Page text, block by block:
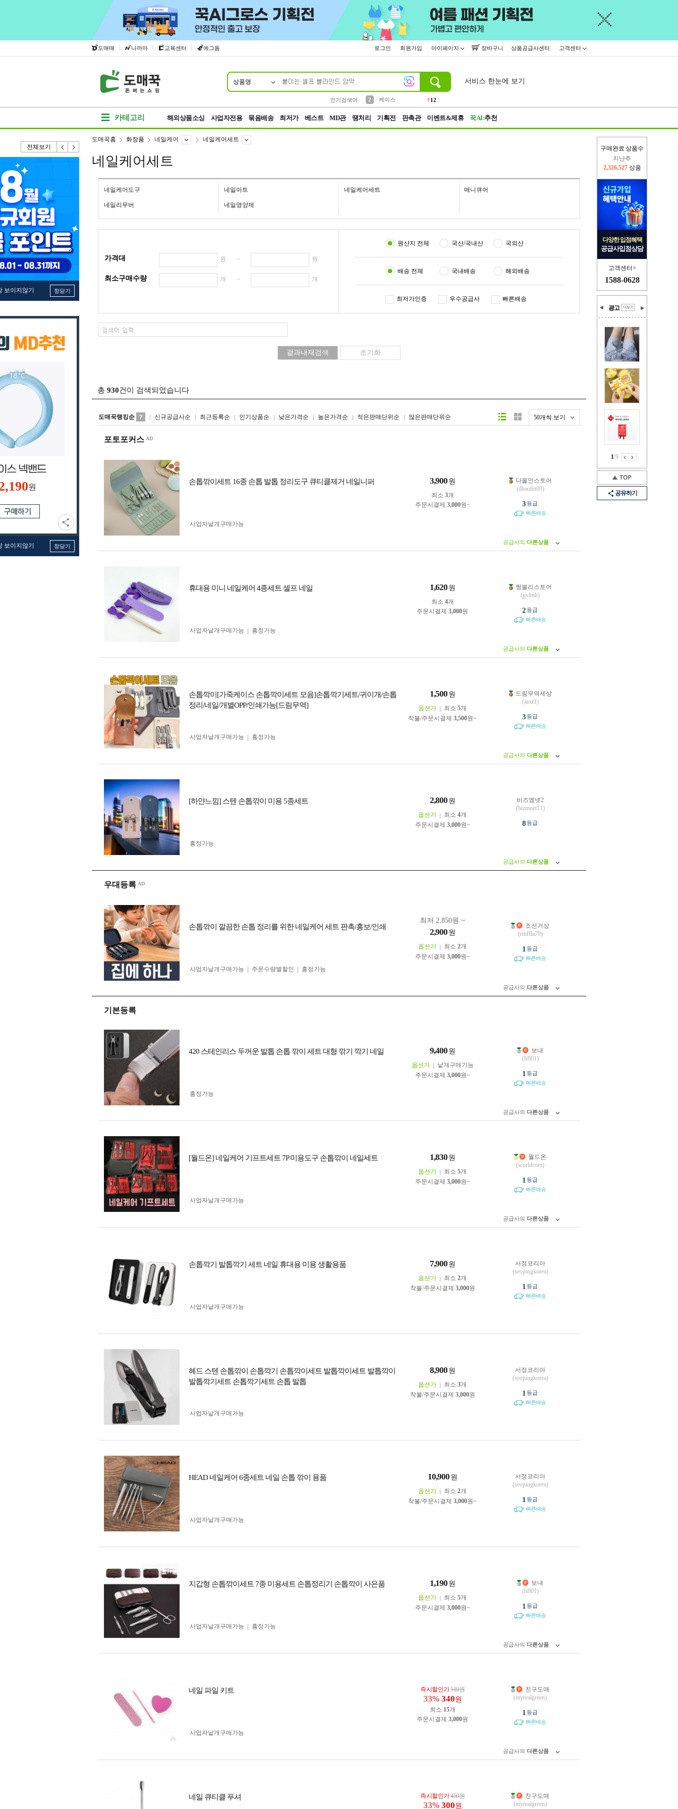
도매매 | 나까마 | 교육센터 | 에그돔 로그인 회원가입 마이페이지 장바구니 상품공급사센터 고객센터
상품명
인기검색어
2
케이스
12
서비스 한눈에 보기
카테고리 해외상품소싱 사업자전용 묶음배송 최저가 베스트 MD관 땡처리 기획전 판촉관 이벤트&제휴 꾹AI:추천
전체보기
보이지않기 창닫기
원
보이지않기 창닫기
구매완료 상품수
이번주
2,228,581 상품
다양한 입점혜택
공급사입점상담
고객센터
1588-0628
광고
1/9
공유하기
도매꾹홈 화장품 네일케어 네일케어세트
네일케어세트
네일케어도구 네일아트 네일케어세트 매니큐어
네일리무버 네일영양제
가격대 원 ~ 원
최소구매수량 개 ~ 개
원산지 전체 국산/국내산 국외산
배송 전체 국내배송 해외배송
최저가인증 우수공급사 빠른배송
총 930건이 검색되었습니다
도매꾹랭킹순 신규공급사순 최근등록순 인기상품순 낮은가격순 높은가격순 적은판매단위순 많은판매단위순 50개씩 보기
리스트형갤러리형
포토포커스
손톱깎이세트 16종 손톱 발톱 정리도구 큐티클제거 네일니퍼 3,900 원
최소 3개
주문시결제 3,000원~
사업자 낱개구매가능
다올인스토어
(dhaolin89)
3등급
빠른배송
공급사의 다른상품
휴대용 미니 네일케어 4종세트 셀프 네일 1,620 원
최소 4개
주문시결제 3,000원
사업자 낱개구매가능 흥정가능
쩡블리스토어
(jjylmh)
2등급
빠른배송
공급사의 다른상품
손톱깍이[가죽케이스 손톱깍이세트 모음]손톱깍기세트/귀이개/손톱
정리/네일/개별OPP/인쇄가능[드림무역]
1,500 원
옵션가 최소 5개
착불/주문시결제 3,500원~
사업자 낱개구매가능 흥정가능
드림무역세상
(atoz1)
3등급
빠른배송
공급사의 다른상품
[하얀느낌] 스텐 손톱깎이 미용 5종세트 2,800 원
옵션가 최소 4개
주문시결제 3,000원~
흥정가능
비즈엠넷2
(bizmnet11)
8등급
공급사의 다른상품
우대등록
손톱깎이 깔끔한 손톱 정리를 위한 네일케어 세트 판촉/홍보/인쇄
최저 2,850원 ~
2,900 원
옵션가 최소 2개
주문시결제 3,000원~
사업자 낱개구매가능
주문수량별할인 흥정가능
조선거상
(rmffla79)
1 등급
빠른배송
공급사의 다른상품
기본등록
420 스테인리스 두꺼운 발톱 손톱 깎이 세트 대형 깎기 깍기 네일 9,400 원
옵션가
낱개구매가능
주문시결제 3,000원~
흥정가능
보내
(hfl01)
1 등급
빠른배송
공급사의 다른상품
[월드온] 네일케어 기프트세트 7P 미용도구 손톱깎이 네일세트 1,830 원
옵션가 최소 5개
주문시결제 3,000원~
사업자 낱개구매가능
월드온
(worldcom)
1 등급
빠른배송
공급사의 다른상품
손톱깍기 발톱깍기 세트 네일 휴대용 미용 생활용품 7,900 원
옵션가 최소 2개
착불/주문시결제 3,000원
사업자 낱개구매가능
서정코리아
(seojungkorea)
1 등급
빠른배송
헤드 스텐 손톱깎이 손톱깍기 손톱깍이세트 발톱깍이세트 발톱깍이
발톱깍기세트 손톱깍기세트 손톱 발톱
8,900 원
옵션가 최소 3개
착불/주문시결제 3,000원
사업자 낱개구매가능
서정코리아
(seojungkorea)
1 등급
빠른배송
HEAD 네일케어 6종세트 네일 손톱 깎이 용품 10,900 원
옵션가 최소 2개
착불/주문시결제 3,000원~
사업자 낱개구매가능
서정코리아
(seojungkorea)
1 등급
빠른배송
지갑형 손톱깎이세트 7종 미용세트 손톱정리기 손톱깍이 사은품 1,190 원
옵션가 최소 5개
주문시결제 3,000원~
사업자 낱개구매가능 흥정가능
보내
(hfl01)
1 등급
빠른배송
공급사의 다른상품
네일 파일 키트 즉시할인가510원
33% 340원
최소 15개
주문시결제 3,000원
사업자 낱개구매가능
친구도매
(myrealgreen)
1 등급
빠른배송
공급사의 다른상품
네일 큐티클 푸셔 즉시할인가450원
33% 300원
친구도매
(myrealgreen)